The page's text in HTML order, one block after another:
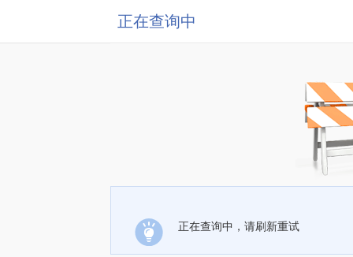
正在查询中
正在查询中，请刷新重试